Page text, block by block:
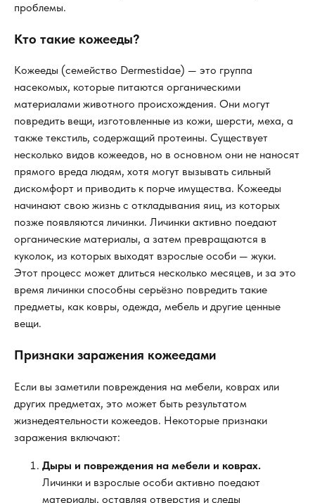
проблемы.
Кто такие кожееды?
Кожееды (семейство Dermestidae) — это группа
насекомых, которые питаются органическими
материалами животного происхождения. Они могут
повредить вещи, изготовленные из кожи, шерсти, меха, а
также текстиль, содержащий протеины. Существует
несколько видов кожеедов, но в основном они не наносят
прямого вреда людям, хотя могут вызывать сильный
дискомфорт и приводить к порче имущества. Кожееды
начинают свою жизнь с откладывания яиц, из которых
позже появляются личинки. Личинки активно поедают
органические материалы, а затем превращаются в
куколок, из которых выходят взрослые особи — жуки.
Этот процесс может длиться несколько месяцев, и за это
время личинки способны серьёзно повредить такие
предметы, как ковры, одежда, мебель и другие ценные
вещи.
Признаки заражения кожеедами
Если вы заметили повреждения на мебели, коврах или
других предметах, это может быть результатом
жизнедеятельности кожеедов. Некоторые признаки
заражения включают:
Дыры и повреждения на мебели и коврах.
Личинки и взрослые особи активно поедают
материалы, оставляя отверстия и следы